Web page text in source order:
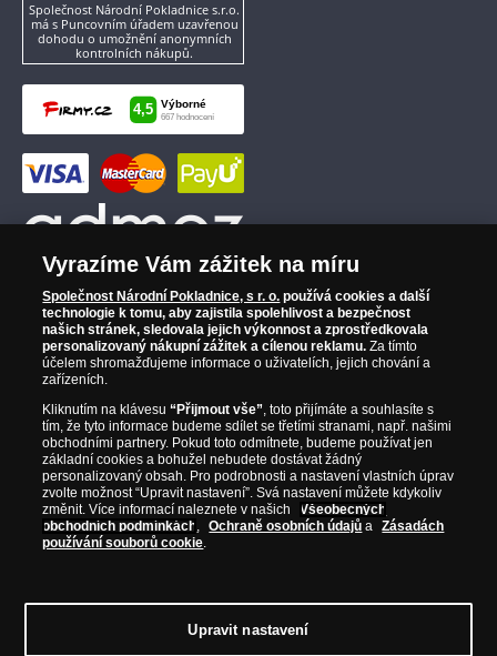
Společnost Národní Pokladnice s.r.o.
má s Puncovním úřadem uzavřenou
dohodu o umožnění anonymních
kontrolních nákupů.
Tel.: 810 100 500E-mail: info@narodnipokladnice.cz, www.narodnipokladnice.cz;
soudem v Praze, oddíl C, vložka 146644
Vyrazíme Vám zážitek na míru
Společnost Národní Pokladnice, s r. o. používá cookies a další
technologie k tomu, aby zajistila spolehlivost a bezpečnost
našich stránek, sledovala jejich výkonnost a zprostředkovala
personalizovaný nákupní zážitek a cílenou reklamu. Za tímto
účelem shromažďujeme informace o uživatelích, jejich chování a
zařízeních.
Kliknutím na klávesu“Přijmout vše”, toto přijímáte a souhlasíte s
tím, že tyto informace budeme sdílet se třetími stranami, např. našimi
obchodními partnery. Pokud toto odmítnete, budeme používat jen
základní cookies a bohužel nebudete dostávat žádný
personalizovaný obsah. Pro podrobnosti a nastavení vlastních úprav
zvolte možnost “Upravit nastavení”. Svá nastavení můžete kdykoliv
změnit. Více informací naleznete v našich
Všeobecných
obchodních podmínkách , Ochraně osobních údajů a
Zásadách
používání souborů cookie.
Upravit nastavení